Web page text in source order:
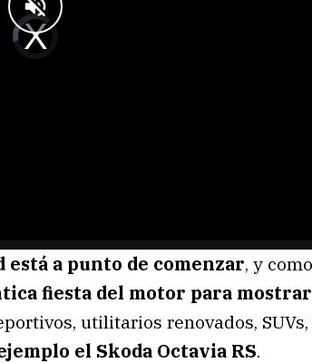
V
i
está a punto de comenzar, y
fiesta del motor para
utilitarios renovados,
el Skoda Octavia RS.